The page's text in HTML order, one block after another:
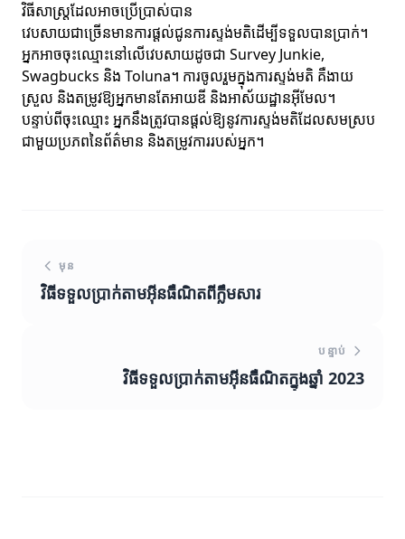
វិធីសាស្ត្រដែលអាចប្រើប្រាស់បាន
វេបសាយជាច្រើនមានការផ្តល់ជូនការស្ទង់មតិដើម្បីទទួលបានប្រាក់។
អ្នកអាចចុះឈ្មោះនៅលើវេបសាយដូចជា Survey Junkie,
Swagbucks និង Toluna។ ការចូលរួមក្នុងការស្ទង់មតិ គឺងាយ
ស្រួល និងតម្រូវឱ្យអ្នកមានតែអាយឌី និងអាស័យដ្ឋានអ៊ីមែល។
បន្ទាប់ពីចុះឈ្មោះ អ្នកនឹងត្រូវបានផ្តល់ឱ្យនូវការស្ទង់មតិដែលសមស្រប
ជាមួយប្រភពនៃព័ត៌មាន និងតម្រូវការរបស់អ្នក។
មុន
វិធីទទួលប្រាក់តាមអ៊ីនធឺណិតពីក្លឹមសារ
បន្ទាប់
វិធីទទួលប្រាក់តាមអ៊ីនធឺណិតក្នុងឆ្នាំ 2023